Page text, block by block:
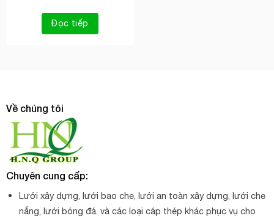
Đọc tiếp
Về chúng tôi
Chuyên cung cấp:
Lưới xây dựng, lưới bao che, lưới an toàn xây dựng, lưới che
nắng, lưới bóng đá. và các loại cáp thép khác phục vụ cho